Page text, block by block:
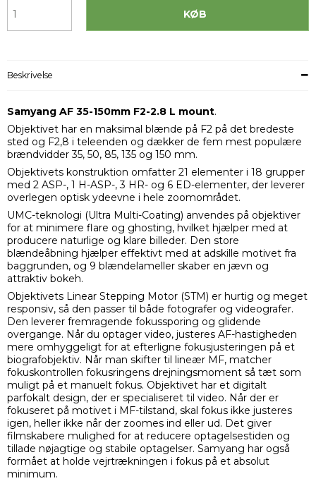
KØB
Beskrivelse
Samyang AF 35-150mm F2-2.8 L mount.
Objektivet har en maksimal blænde på F2 på det bredeste
sted og F2,8 i teleenden og dækker de fem mest populære
brændvidder 35, 50, 85, 135 og 150 mm.
Objektivets konstruktion omfatter 21 elementer i 18 grupper
med 2 ASP-, 1 H-ASP-, 3 HR- og 6 ED-elementer, der leverer
overlegen optisk ydeevne i hele zoomområdet.
UMC-teknologi (Ultra Multi-Coating) anvendes på objektiver
for at minimere flare og ghosting, hvilket hjælper med at
producere naturlige og klare billeder. Den store
blændeåbning hjælper effektivt med at adskille motivet fra
baggrunden, og 9 blændelameller skaber en jævn og
attraktiv bokeh.
Objektivets Linear Stepping Motor (STM) er hurtig og meget
responsiv, så den passer til både fotografer og videografer.
Den leverer fremragende fokussporing og glidende
overgange. Når du optager video, justeres AF-hastigheden
mere omhyggeligt for at efterligne fokusjusteringen på et
biografobjektiv. Når man skifter til lineær MF, matcher
fokuskontrollen fokusringens drejningsmoment så tæt som
muligt på et manuelt fokus. Objektivet har et digitalt
parfokalt design, der er specialiseret til video. Når der er
fokuseret på motivet i MF-tilstand, skal fokus ikke justeres
igen, heller ikke når der zoomes ind eller ud. Det giver
filmskabere mulighed for at reducere optagelsestiden og
tillade nøjagtige og stabile optagelser. Samyang har også
formået at holde vejrtrækningen i fokus på et absolut
minimum.